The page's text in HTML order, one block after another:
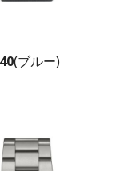
(ブルー)